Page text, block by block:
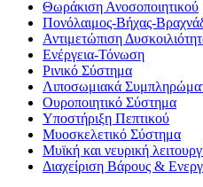
Θωράκιση Ανοσοποιητικού
Πονόλαιμος-Βήχας-
Αντιμετώπιση
Eνέργεια-Τόνωση
Ρινικό Σύστημα
Λιποσωμιακά
Ουροποιητικό Σύστημα
Υποστήριξη Πεπτικού
Μυοσκελετικό Σύστημα
Μυϊκή και νευρική
Διαχείριση Βάρους &